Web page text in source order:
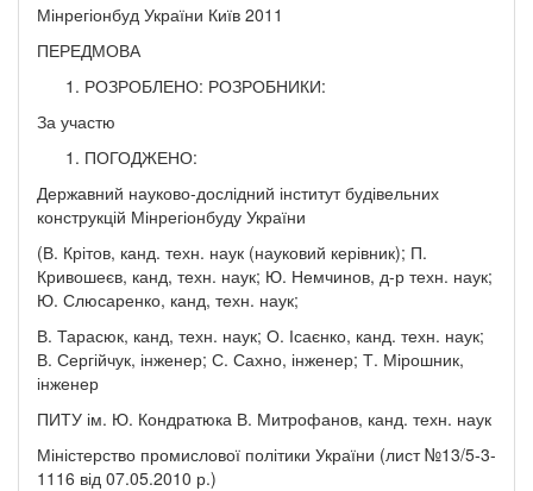
Мінрегіонбуд України Київ 2011
ПЕРЕДМОВА
РОЗРОБЛЕНО: РОЗРОБНИКИ:
За участю
ПОГОДЖЕНО:
Державний науково-дослідний інститут будівельних
конструкцій Мінрегіонбуду України
(В. Крітов, канд. техн. наук (науковий керівник); П.
Кривошеєв, канд, техн. наук; Ю. Немчинов, д-р техн. наук;
Ю. Слюсаренко, канд, техн. наук;
В. Тарасюк, канд, техн. наук; О. Ісаєнко, канд. техн. наук;
В. Сергійчук, інженер; С. Сахно, інженер; Т. Мірошник,
інженер
ПИТУ ім. Ю. Кондратюка В. Митрофанов, канд. техн. наук
Міністерство промислової політики України (лист №13/5-3-
1116 від 07.05.2010 р.)